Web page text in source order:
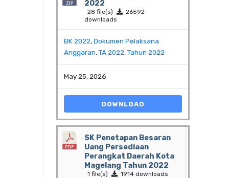
2022
28 file(s)
26592
downloads
BK 2022, Dokumen Pelaksana
Anggaran, TA 2022, Tahun 2022
May 25, 2026
DOWNLOAD
SK Penetapan Besaran
Uang Persediaan
Perangkat Daerah Kota
Magelang Tahun 2022
1 file(s) 1914 downloads